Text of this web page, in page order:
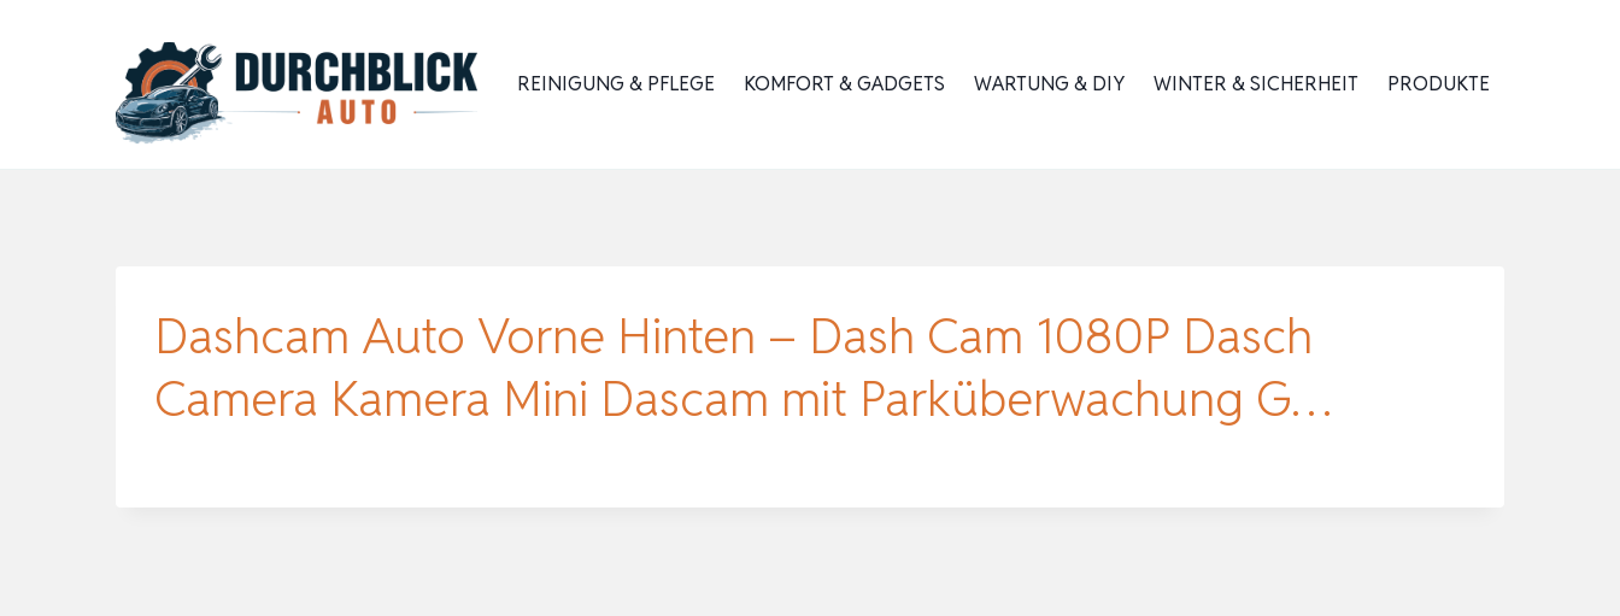
REINIGUNG & PFLEGE KOMFORT & GADGETS WARTUNG & DIY WINTER & SICHERHEIT PRODUKTE
Dashcam Auto Vorne Hinten – Dash Cam 1080P Dasch
Camera Kamera Mini Dascam mit Parküberwachung G…